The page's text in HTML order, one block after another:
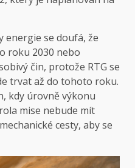
energie se doufá, že
roku 2030 nebo
čin, protože RTG se
trvat až do tohoto roku.
kdy úrovně výkonu
mise nebude mít
cesty, aby se